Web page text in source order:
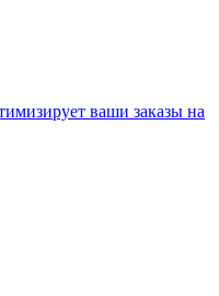
ваши заказы на